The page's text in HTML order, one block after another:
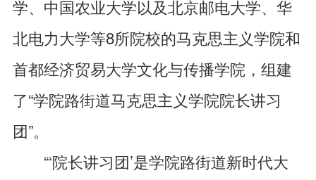
学、中国农业大学以及北京邮电大学、华
北电力大学等8所院校的马克思主义学院和
首都经济贸易大学文化与传播学院，组建
了“学院路街道马克思主义学院院长讲习
团”。
“‘院长讲习团’是学院路街道新时代大